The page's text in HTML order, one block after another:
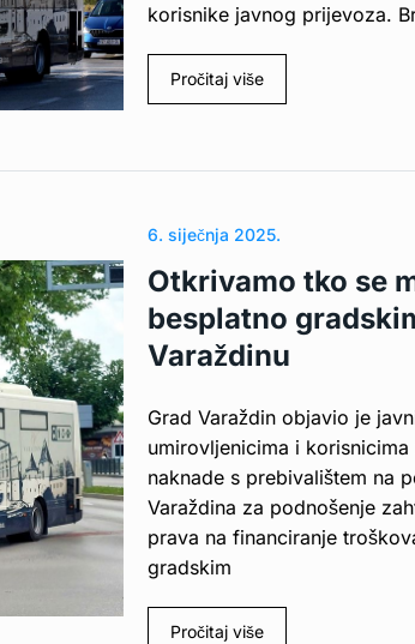
korisnike javnog prijevoza.
Pročitaj više
6. siječnja 2025.
Otkrivamo tko se
besplatno
Varaždinu
Grad Varaždin objavio je
umirovljenicima i korisnicima
naknade s prebivalištem na
Varaždina za podnošenje
prava na financiranje
gradskim
Pročitaj više